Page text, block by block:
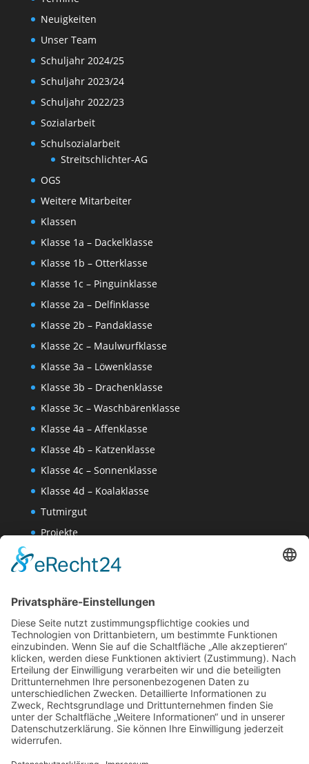
Neuigkeiten
Unser Team
Schuljahr 2024/25
Schuljahr 2023/24
Schuljahr 2022/23
Sozialarbeit
Schulsozialarbeit
Streitschlichter-AG
OGS
Weitere Mitarbeiter
Klassen
Klasse 1a – Dackelklasse
Klasse 1b – Otterklasse
Klasse 1c – Pinguinklasse
Klasse 2a – Delfinklasse
Klasse 2b – Pandaklasse
Klasse 2c – Maulwurfklasse
Klasse 3a – Löwenklasse
Klasse 3b – Drachenklasse
Klasse 3c – Waschbärenklasse
Klasse 4a – Affenklasse
Klasse 4b – Katzenklasse
Klasse 4c – Sonnenklasse
Klasse 4d – Koalaklasse
Tutmirgut
Projekte
Wissenschaften-AG
Datenschutzerklärung
Website Administration